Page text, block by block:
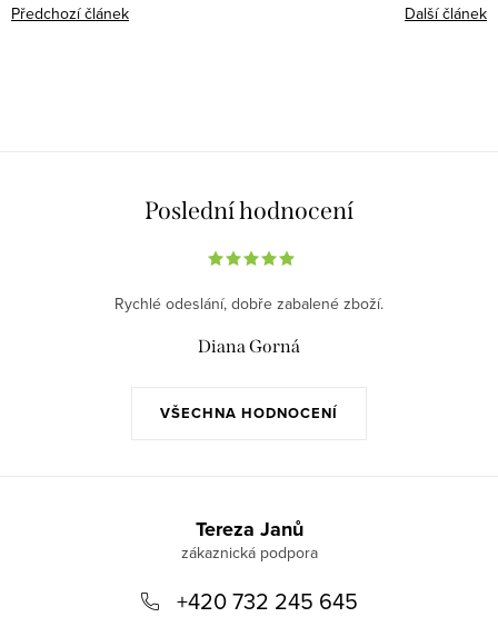
Předchozí článek Další článek
Poslední hodnocení
VŠECHNA HODNOCENÍ
Rychlé odeslání, dobře zabalené zboží.
Diana Gorná
Tereza Janů
+420 732 245 645